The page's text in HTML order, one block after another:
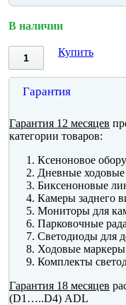
В наличии
Купить
Гарантия
Гарантия 12 месяцев
категории товаров:
Ксеноновое
Дневные ходовые
Биксеноновые
Камеры заднего
Мониторы для
Парковочные
Светодиоды для
Ходовые
Комплекты
Гарантия 18 месяцев
(D1…..D4) ADL